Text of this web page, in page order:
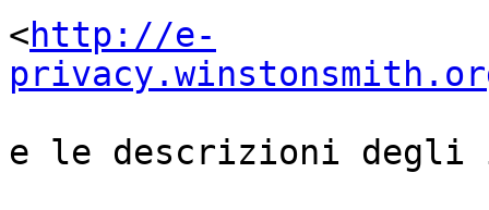
<http://e-
e le descrizioni degli